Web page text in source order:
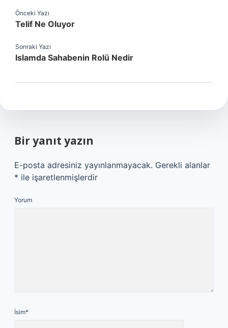
Önceki Yazı
Telif Ne Oluyor
Sonraki Yazı
Islamda Sahabenin Rolü Nedir
Bir yanıt yazın
E-posta adresiniz yayınlanmayacak. Gerekli alanlar
* ile işaretlenmişlerdir
Yorum
İsim*